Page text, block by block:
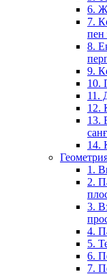
6.
7.
пен
8.
9.
10.
11.
12.
13.
14.
1.
2.
3.
4.
5.
6.
7.